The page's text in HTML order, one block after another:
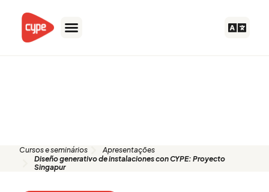
content
Cursos e seminários
Apresentações
Diseño generativo de instalaciones con CYPE: Proyecto
Singapur